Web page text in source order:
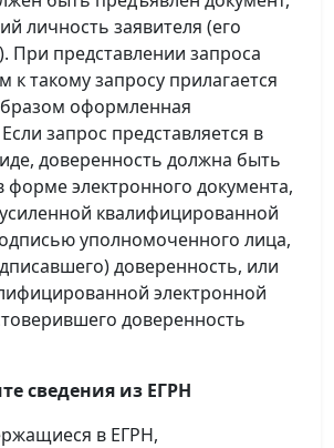
личность заявителя (его
При представлении запроса
к такому запросу прилагается
оформленная
запрос представляется в
доверенность должна быть
форме электронного документа,
квалифицированной
уполномоченного лица,
доверенность, или
электронной
доверенность
сведения из ЕГРН
в ЕГРН,